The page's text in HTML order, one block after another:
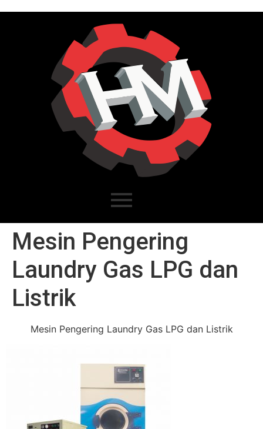
Mesin Pengering
Laundry Gas LPG dan
Listrik
Mesin Pengering Laundry Gas LPG dan Listrik